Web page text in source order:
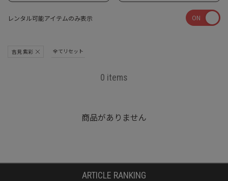
レンタル可能アイテムのみ表示 ON
吉見 紫彩 全てリセット
0 items
商品がありません
ARTICLE RANKING